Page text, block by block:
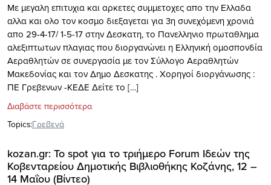
Με μεγαλη επιτυχια και αρκετες συμμετοχες απο την Ελλαδα
αλλα και ολο τον κοσμο διεξαγεται για 3η συνεχόμενη χρονιά
απο 29-4-17/ 1-5-17 στην Δεσκατη, το Πανελληνιο πρωταθλημα
αλεξιπτωτων πλαγιας που διοργανώνει η Ελληνική ομοσπονδία
Αεραθλητών σε συνεργασία με τον Σύλλογο Αεραθλητών
Μακεδονίας και τον Δημο Δεσκατης . Χορηγοί διοργάνωσης :
ΠΕ Γρεβενων -ΚΕΔΕ Δείτε το […]
Διαβάστε περισσότερα
Topics:Γρεβενά
kozan.gr: Το spot για το τριήμερο Forum Ιδεών της
Κοβενταρείου Δημοτικής Βιβλιοθήκης Κοζάνης, 12 –
14 Μαΐου (Βίντεο)